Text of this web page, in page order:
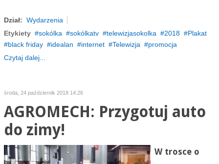
Dział: Wydarzenia
Etykiety
sokólka sokólkatv telewizjasokolka 2018
Plakat
black friday
idealan internet Telewizja
promocja
Czytaj dalej...
środa, 24 październik 2018 14:26
AGROMECH: Przygotuj auto
do zimy!
W trosce o